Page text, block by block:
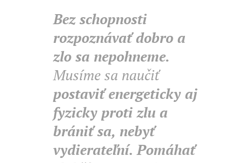
Bez schopnosti
rozpoznávať dobro a
zlo sa nepohneme.
Musíme sa naučiť
postaviť energeticky aj
fyzicky proti zlu a
brániť sa, nebyť
vydierateľní. Pomáhať